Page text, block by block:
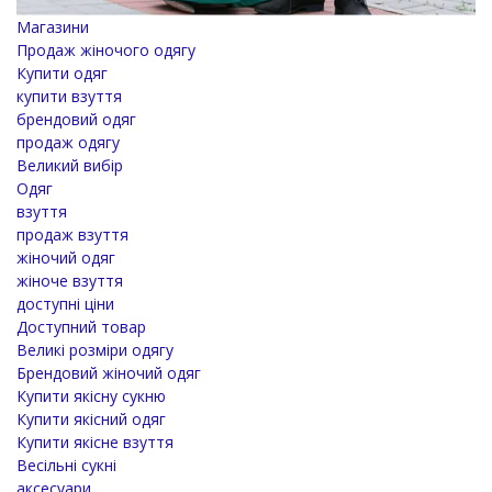
Магазини
Продаж жіночого одягу
Купити одяг
купити взуття
брендовий одяг
продаж одягу
Великий вибір
Одяг
взуття
продаж взуття
жіночий одяг
жіноче взуття
доступні ціни
Доступний товар
Великі розміри одягу
Брендовий жіночий одяг
Купити якісну сукню
Купити якісний одяг
Купити якісне взуття
Весільні сукні